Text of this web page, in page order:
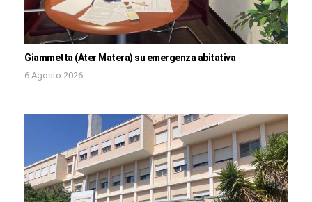
Giammetta (Ater Matera) su emergenza abitativa
6 Agosto 2026